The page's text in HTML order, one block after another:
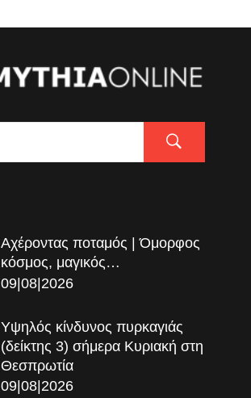
Αχέροντας ποταμός | Όμορφος
κόσμος, μαγικός…
09|08|2026
Υψηλός κίνδυνος πυρκαγιάς
(δείκτης 3) σήμερα Κυριακή στη
Θεσπρωτία
09|08|2026